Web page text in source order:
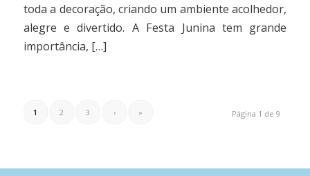
toda a decoração, criando um ambiente acolhedor,
alegre e divertido. A Festa Junina tem grande
importância, […]
Página 1 de 9
1 2 3 › »